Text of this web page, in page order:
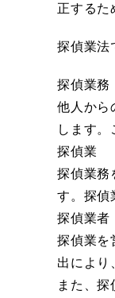
正するた
探偵業法
探偵業務
他人から
します。
探偵業
探偵業務
す。探偵
探偵業者
探偵業を
出により
また、